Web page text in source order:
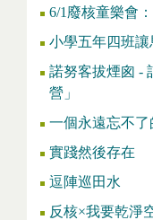
6/1廢核童樂會
小學五年四班
諾努客拔煙囪 -
營」
一個永遠忘不了
實踐然後存在
逗陣巡田水
反核×我要乾淨